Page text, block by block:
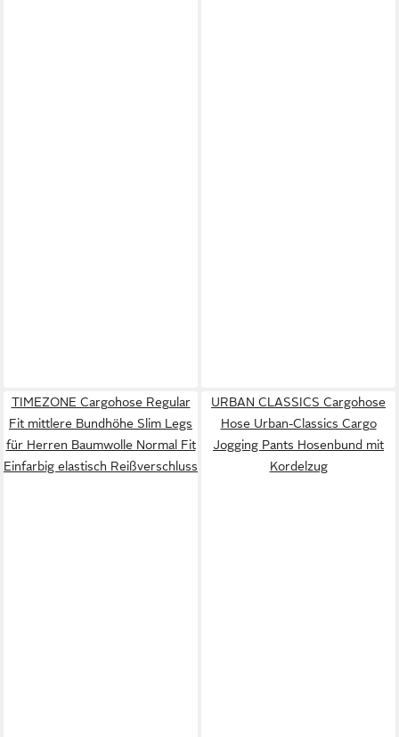
TIMEZONE Cargohose Regular
Fit mittlere Bundhöhe Slim Legs
für Herren Baumwolle Normal Fit
Einfarbig elastisch Reißverschluss
URBAN CLASSICS Cargohose
Hose Urban-Classics Cargo
Jogging Pants Hosenbund mit
Kordelzug